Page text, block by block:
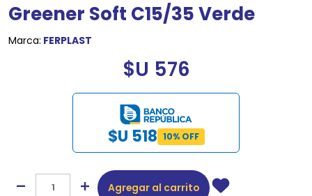
Greener Soft C15/35 Verde
Marca: FERPLAST
$U 576
$U 518 10% OFF
Agregar al carrito